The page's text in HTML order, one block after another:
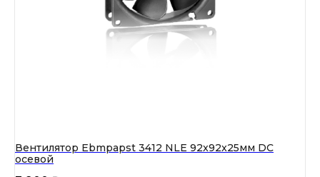
Вентилятор Ebmpapst 3412 NLE 92x92x25мм DC
осевой